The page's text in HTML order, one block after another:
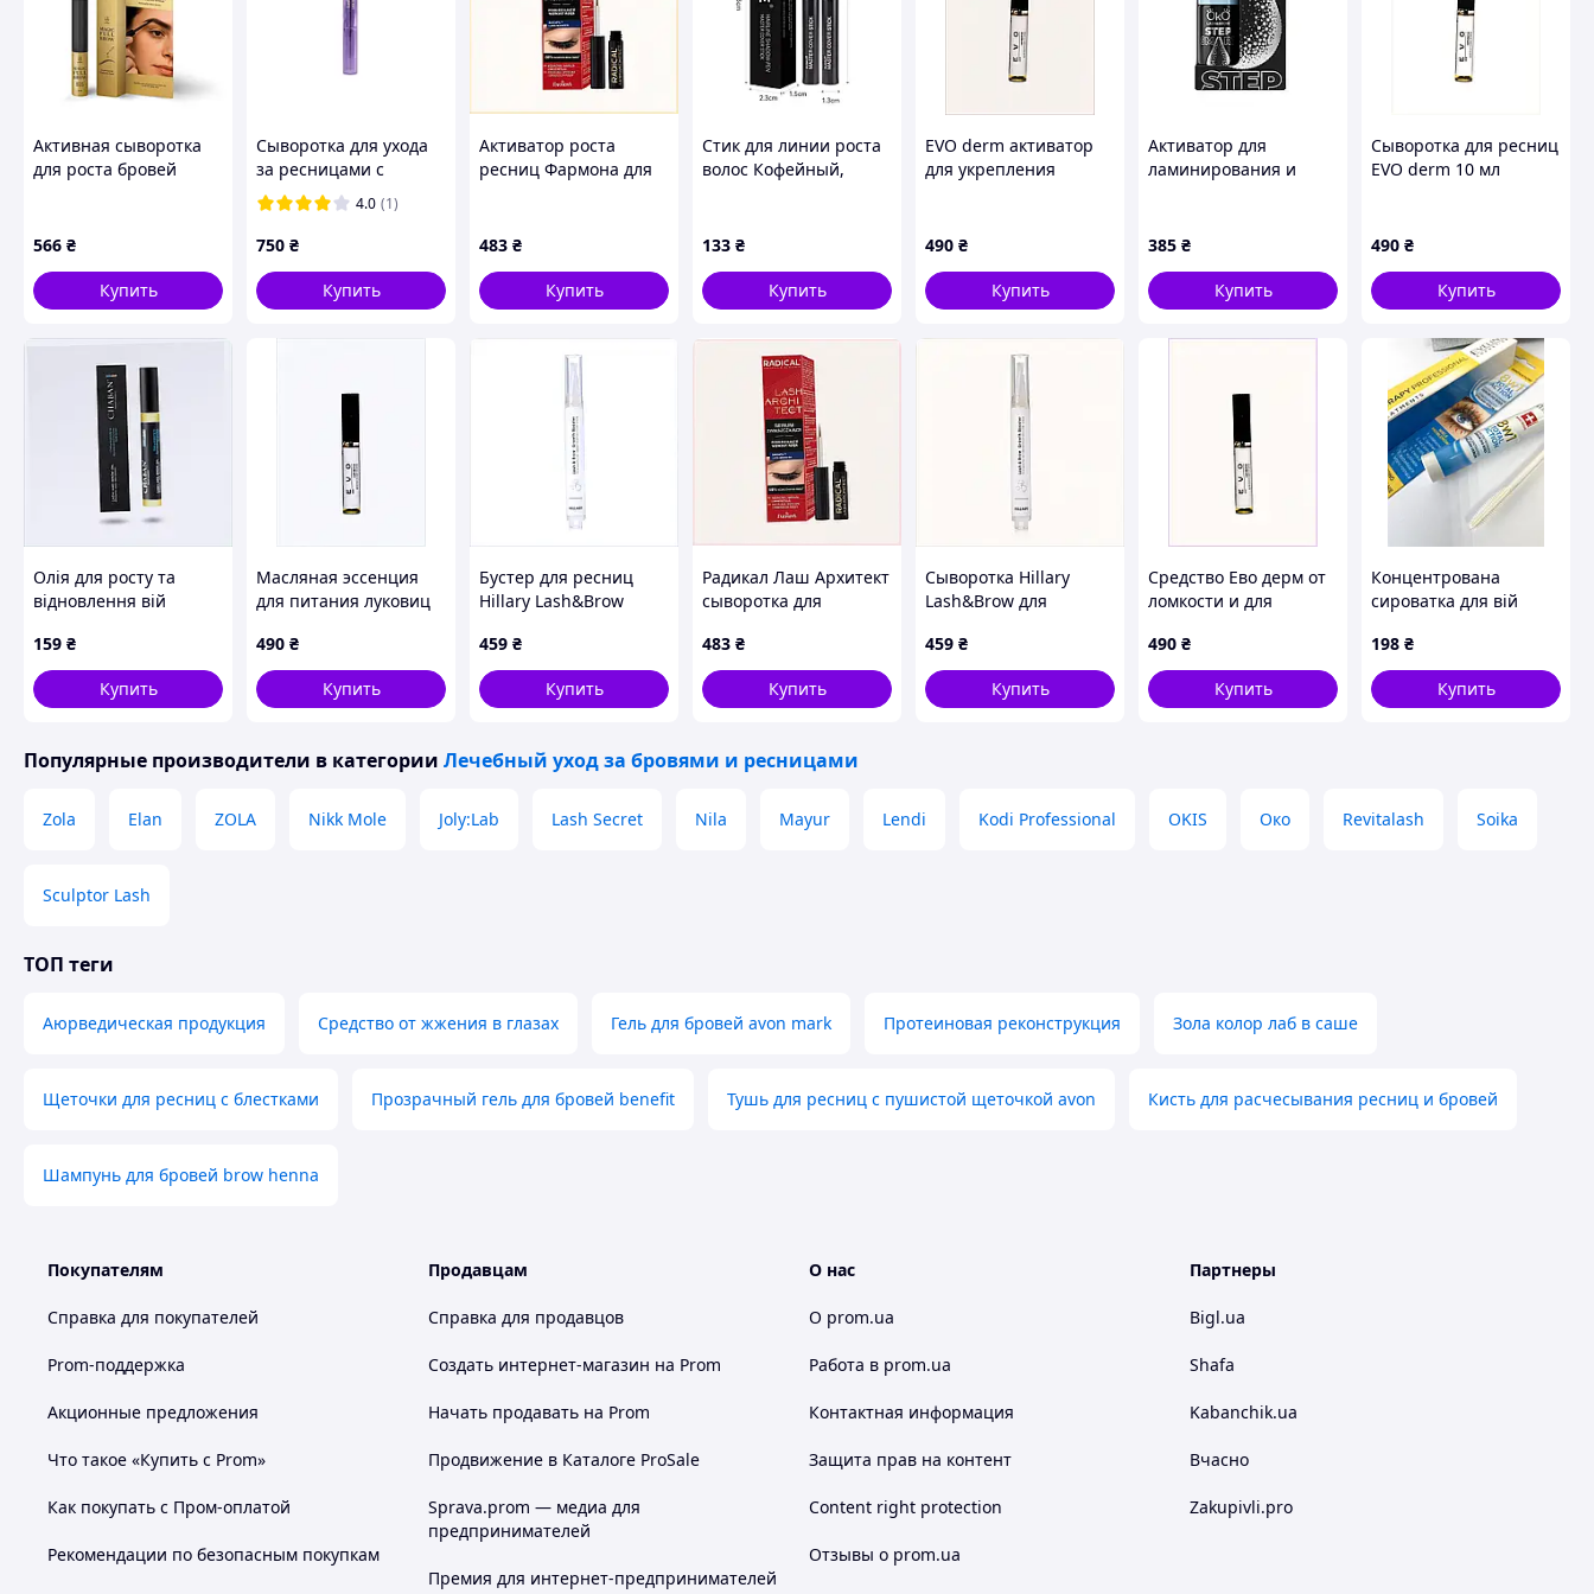
Активная сыворотка
для роста бровей
566 ₴
Купить
Сыворотка для ухода
за ресницами с
пептидами LashBOOST
4.0 (1)
750 ₴
Купить
Активатор роста
ресниц Фармона для
483 ₴
Купить
Стик для линии роста
волос Кофейный,
бровей ( 5924 )
133 ₴
Купить
EVO derm активатор
для укрепления
490 ₴
Купить
Активатор для
ламинирования и
10 мл
385 ₴
Купить
Сыворотка для ресниц
EVO derm 10 мл
490 ₴
Купить
Олія для росту та
відновлення вій
Cosmetics 10 мл
(00128) 825X466TA2
159 ₴
Купить
Масляная эссенция
для питания луковиц
8E153246M
490 ₴
Купить
Бустер для ресниц
Hillary Lash&Brow
C81MK53158
459 ₴
Купить
Радикал Лаш Архитект
сыворотка для
P815342HC6
483 ₴
Купить
Сыворотка Hillary
Lash&Brow для
наращивания
815315ME8X
459 ₴
Купить
Средство Ево дерм от
ломкости и для
H815324P6
490 ₴
Купить
Концентрована
сироватка для вій
Therapy Professional 8
в 1 Total Action
198 ₴
Купить
Популярные производители в категории Лечебный уход за бровями и ресницами
Zola Elan ZOLA Nikk Mole Joly:Lab Lash Secret Nila Mayur Lendi Kodi Professional OKIS Око Revitalash Soika
Sculptor Lash
ТОП теги
Аюрведическая продукция Средство от жжения в глазах Гель для бровей avon mark Протеиновая реконструкция Зола колор лаб в саше
Щеточки для ресниц с блестками Прозрачный гель для бровей benefit Тушь для ресниц с пушистой щеточкой avon Кисть для расчесывания ресниц и бровей
Шампунь для бровей brow henna
Покупателям
Справка для покупателей
Prom-поддержка
Акционные предложения
Что такое «Купить с Prom»
Как покупать с Пром-оплатой
Рекомендации по безопасным покупкам
Продавцам
Справка для продавцов
Создать интернет-магазин на Prom
Начать продавать на Prom
Продвижение в Каталоге ProSale
Sprava.prom — медиа для
предпринимателей
Премия для интернет-предпринимателей
О нас
О prom.ua
Работа в prom.ua
Контактная информация
Защита прав на контент
Content right protection
Отзывы о prom.ua
Партнеры
Bigl.ua
Shafa
Kabanchik.ua
Вчасно
Zakupivli.pro